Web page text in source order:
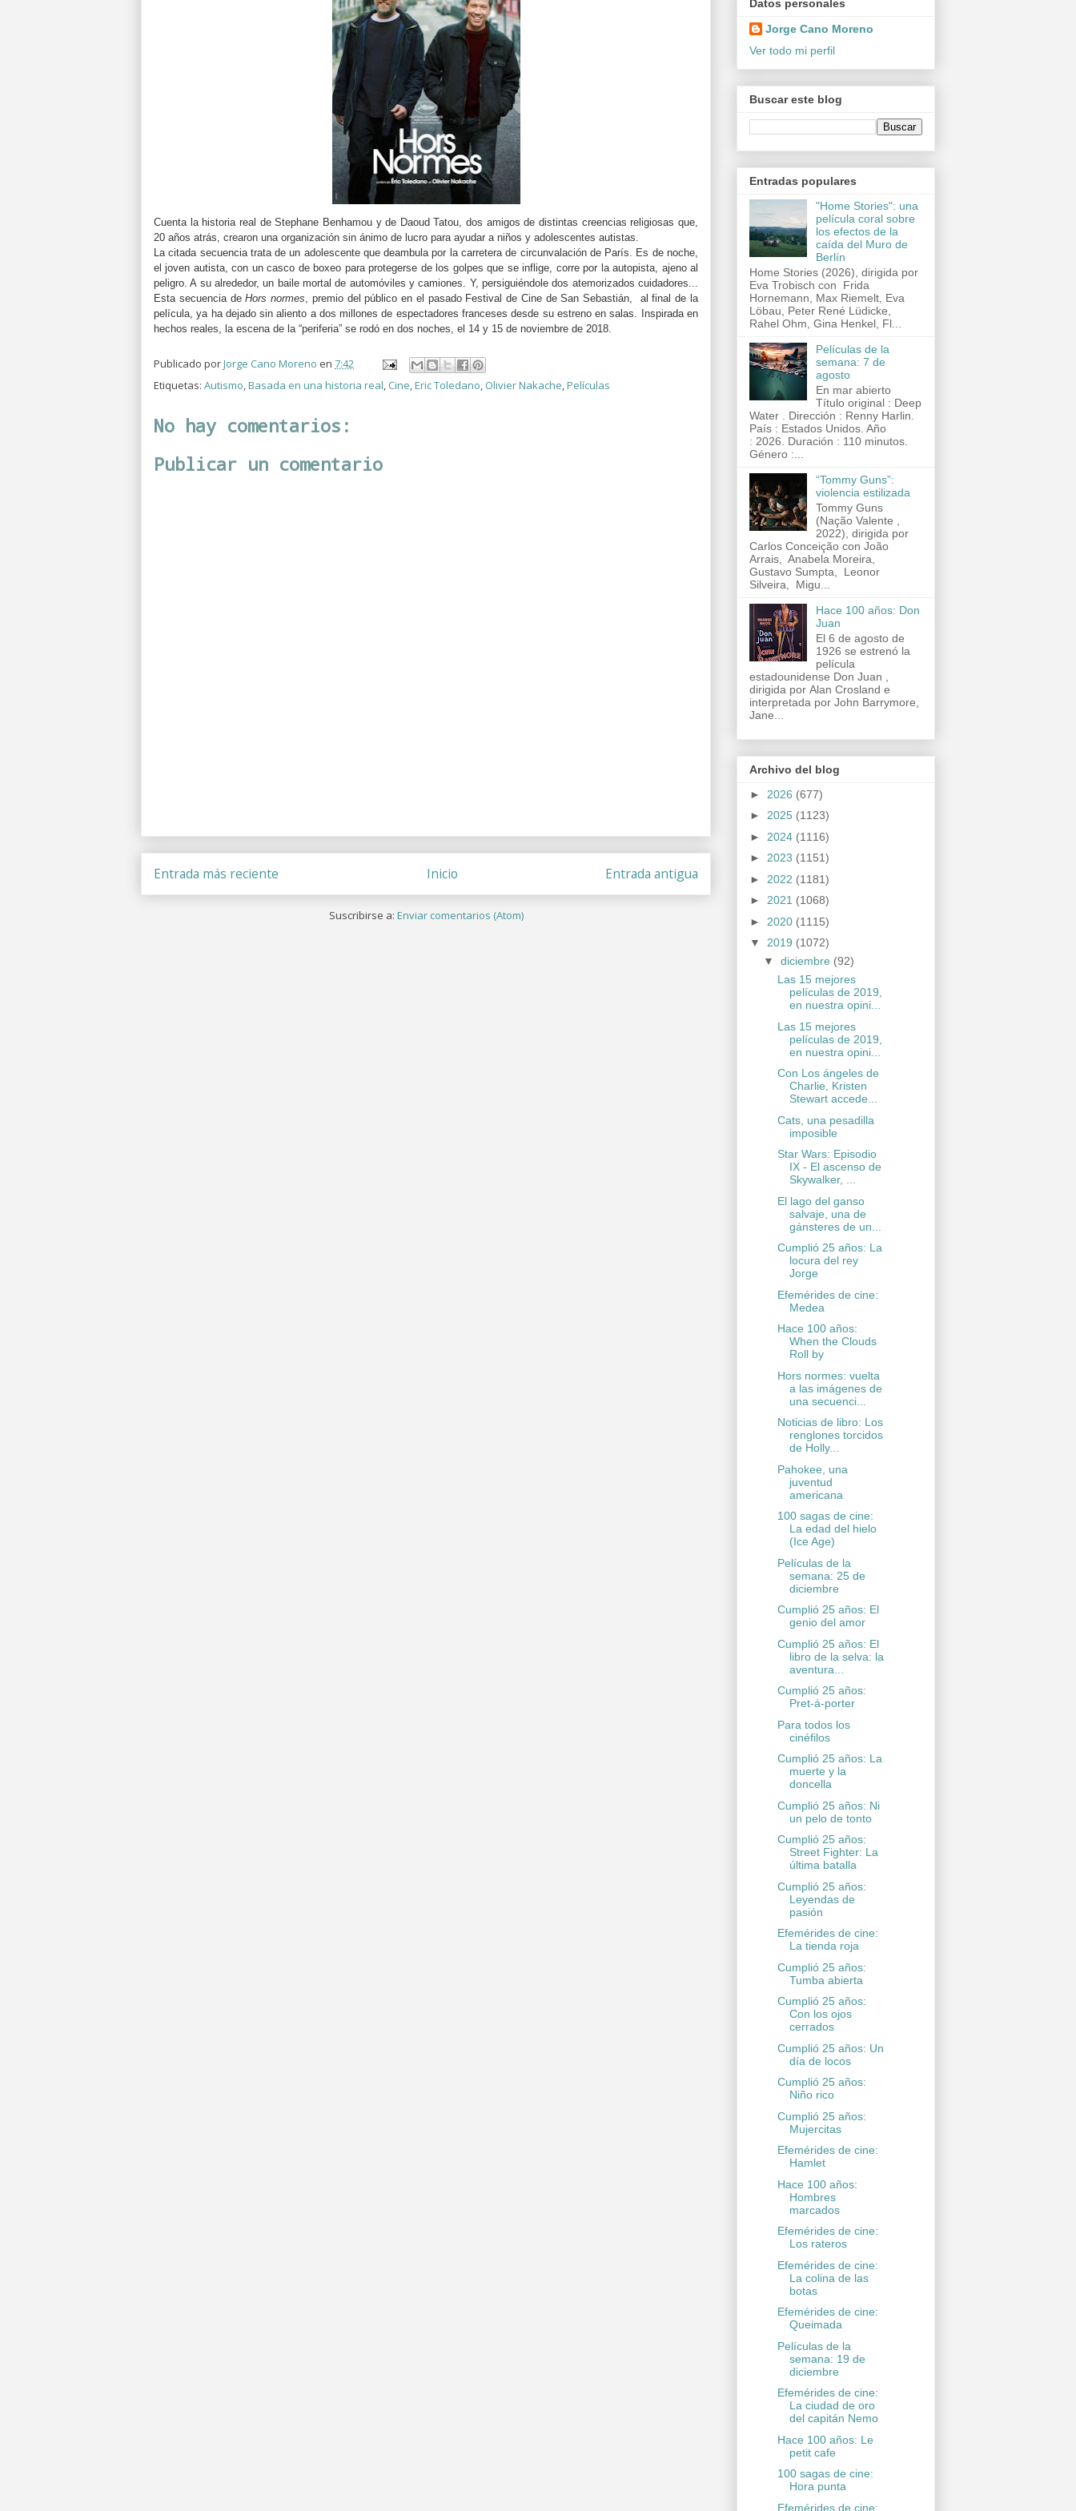
Cuenta la historia real de Stephane Benhamou y de Daoud Tatou, dos amigos de distintas creencias religiosas que,
20 años atrás, crearon una organización sin ánimo de lucro para ayudar a niños y adolescentes autistas.
La citada secuencia trata de un adolescente que deambula por la carretera de circunvalación de París. Es de noche,
el joven autista, con un casco de boxeo para protegerse de los golpes que se inflige, corre por la autopista, ajeno al
peligro. A su alrededor, un baile mortal de automóviles y camiones. Y, persiguiéndole dos atemorizados cuidadores...
Esta secuencia deHors normes , premio del público en el pasado Festival de Cine de San Sebastián, al final de la
película, ya ha dejado sin aliento a dos millones de espectadores franceses desde su estreno en salas.
Inspirada en
hechos reales, la escena de la “periferia” se rodó en dos noches, el 14 y 15 de noviembre de 2018.
Publicado porJorge Cano Moreno en 7:42
Etiquetas: Autismo,Basada en una historia real, Cine,Eric Toledano, Olivier Nakache,Películas
No hay comentarios:
Publicar un comentario
Entrada más reciente Entrada antigua
Inicio
Suscribirse a: Enviar comentarios (Atom)
Datos personales
Jorge Cano Moreno
Ver todo mi perfil
Buscar este blog
Entradas populares
"Home Stories": una
película coral sobre
los efectos de la
caída del Muro de
Berlín
Home Stories (2026), dirigida por
Eva Trobisch con Frida
Hornemann, Max Riemelt, Eva
Löbau, Peter René Lüdicke,
Rahel Ohm, Gina Henkel, Fl...
Películas de la
semana: 7 de
agosto
En mar abierto
Título original : Deep
Water . Dirección : Renny Harlin.
País : Estados Unidos. Año
: 2026. Duración : 110 minutos.
Género :...
“Tommy Guns”:
violencia estilizada
Tommy Guns
(Nação Valente ,
2022), dirigida por
Carlos Conceição con João
Arrais, Anabela Moreira,
Gustavo Sumpta, Leonor
Silveira, Migu...
Hace 100 años: Don
Juan
El 6 de agosto de
1926 se estrenó la
película
estadounidense Don Juan ,
dirigida por Alan Crosland e
interpretada por John Barrymore,
Jane...
Archivo del blog
► 2026 (677)
► 2025 (1123)
► 2024 (1116)
► 2023 (1151)
► 2022 (1181)
► 2021 (1068)
► 2020 (1115)
▼ 2019 (1072)
▼ diciembre (92)
Las 15 mejores
películas de 2019,
en nuestra opini...
Las 15 mejores
películas de 2019,
en nuestra opini...
Con Los ángeles de
Charlie, Kristen
Stewart accede...
Cats, una pesadilla
imposible
Star Wars: Episodio
IX - El ascenso de
Skywalker, ...
El lago del ganso
salvaje, una de
gánsteres de un...
Cumplió 25 años: La
locura del rey
Jorge
Efemérides de cine:
Medea
Hace 100 años:
When the Clouds
Roll by
Hors normes: vuelta
a las imágenes de
una secuenci...
Noticias de libro: Los
renglones torcidos
de Holly...
Pahokee, una
juventud
americana
100 sagas de cine:
La edad del hielo
(Ice Age)
Películas de la
semana: 25 de
diciembre
Cumplió 25 años: El
genio del amor
Cumplió 25 años: El
libro de la selva: la
aventura...
Cumplió 25 años:
Pret-á-porter
Para todos los
cinéfilos
Cumplió 25 años: La
muerte y la
doncella
Cumplió 25 años: Ni
un pelo de tonto
Cumplió 25 años:
Street Fighter: La
última batalla
Cumplió 25 años:
Leyendas de
pasión
Efemérides de cine:
La tienda roja
Cumplió 25 años:
Tumba abierta
Cumplió 25 años:
Con los ojos
cerrados
Cumplió 25 años: Un
día de locos
Cumplió 25 años:
Niño rico
Cumplió 25 años:
Mujercitas
Efemérides de cine:
Hamlet
Hace 100 años:
Hombres
marcados
Efemérides de cine:
Los rateros
Efemérides de cine:
La colina de las
botas
Efemérides de cine:
Queimada
Películas de la
semana: 19 de
diciembre
Efemérides de cine:
La ciudad de oro
del capitán Nemo
Hace 100 años: Le
petit cafe
100 sagas de cine:
Hora punta
Efemérides de cine: